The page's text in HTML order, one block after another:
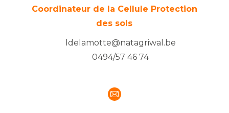
Coordinateur de la Cellule Protection
des sols
ldelamotte@natagriwal.be
0494/57 46 74
E-